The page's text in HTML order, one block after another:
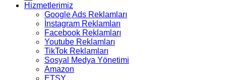
Hizmetlerimiz
Google Ads Reklamları
İnstagram Reklamları
Facebook Reklamları
Youtube Reklamları
TikTok Reklamları
Sosyal Medya Yönetimi
Amazon
ETSY